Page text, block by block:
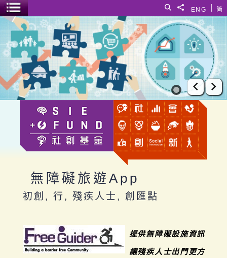
简
ENG
分享給
搜尋
選單開關
無障礙旅遊App
上一張
下
無障礙旅遊App
初創, 行, 殘疾人士, 創匯點
提供無障礙設施資訊
讓殘疾人士出門更方